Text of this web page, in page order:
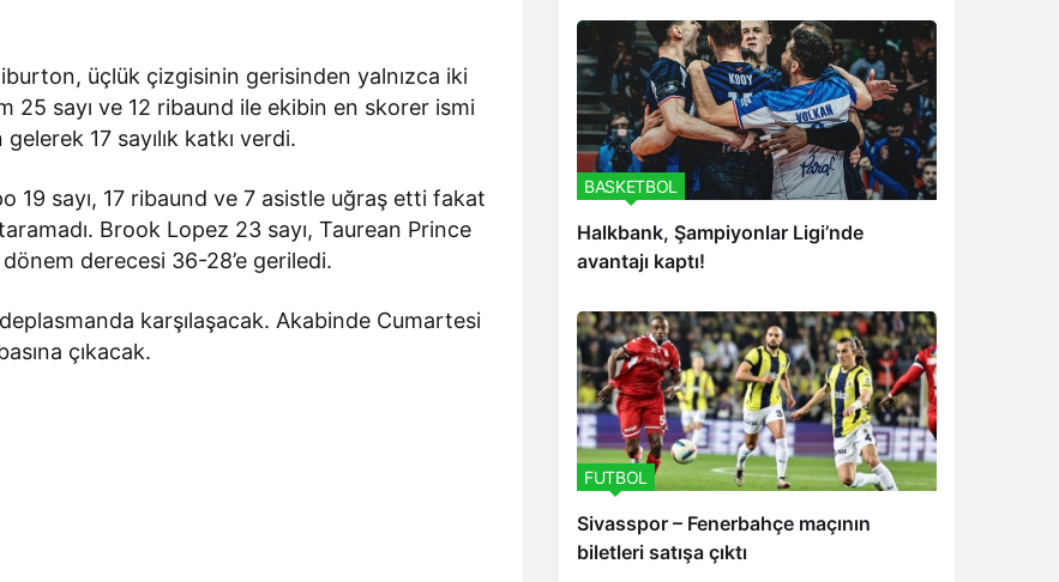
üçlük çizgisinin gerisinden yalnızca iki
25 sayı ve 12 ribaund ile ekibin en skorer ismi
17 sayılık katkı verdi.
19 sayı, 17 ribaund ve 7 asistle uğraş etti fakat
Brook Lopez 23 sayı, Taurean Prince
derecesi 36-28’e geriledi.
karşılaşacak. Akabinde Cumartesi
çıkacak.
BASKETBOL
Halkbank, Şampiyonlar Ligi’nde
avantajı kaptı!
FUTBOL
Sivasspor – Fenerbahçe maçının
biletleri satışa çıktı